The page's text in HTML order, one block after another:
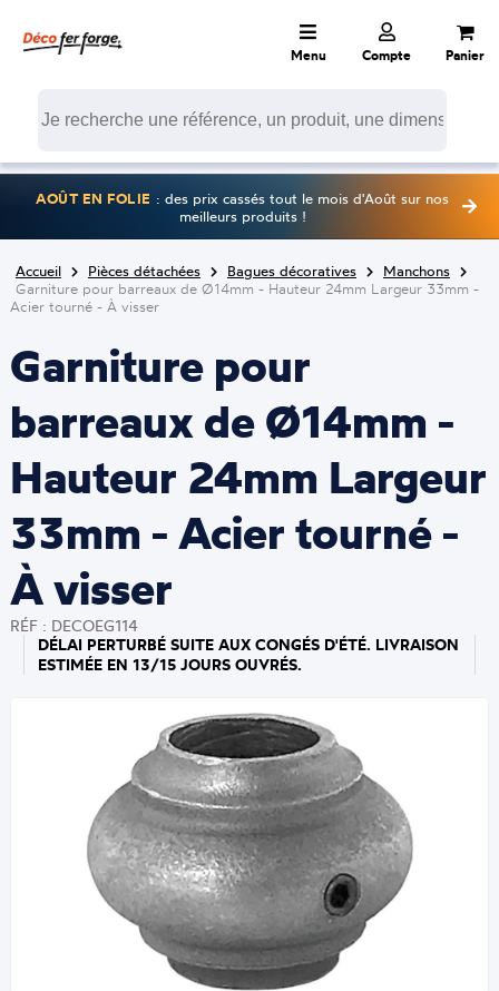
Menu Compte Panier
AOÛT EN FOLIE : des prix cassés tout le mois d'Août sur nos
meilleurs produits !
Accueil Pièces détachées Bagues décoratives
Manchons
Garniture pour barreaux de Ø14mm - Hauteur 24mm Largeur 33mm -
Acier tourné - À visser
Garniture pour
barreaux de Ø14mm -
Hauteur 24mm Largeur
33mm - Acier tourné -
À visser
RÉF : DECOEG114
DÉLAI PERTURBÉ SUITE AUX CONGÉS D'ÉTÉ. LIVRAISON
ESTIMÉE EN 13/15 JOURS OUVRÉS.